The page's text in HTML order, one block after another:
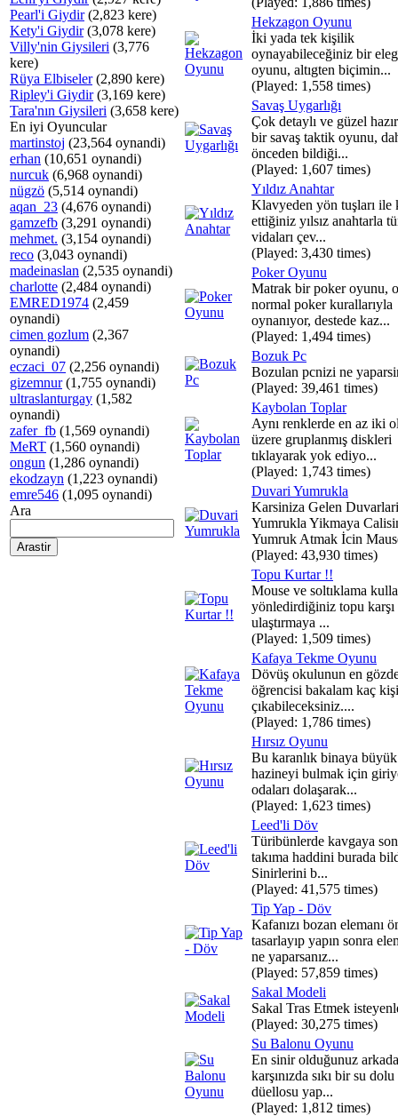
Pearl'i Giydir(2,823 kere)
Kety'i Giydir(3,078 kere)
Villy'nin Giysileri (3,776
kere)
Rüya Elbiseler(2,890 kere)
Ripley'i Giydir(3,169 kere)
Tara'nın Giysileri (3,658 kere)
En iyi Oyuncular
martinstoj (23,564 oynandi)
erhan (10,651 oynandi)
nurcuk (6,968 oynandi)
nügzö (5,514 oynandi)
aqan_23 (4,676 oynandi)
gamzefb (3,291 oynandi)
mehmet. (3,154 oynandi)
reco (3,043 oynandi)
madeinaslan (2,535 oynandi)
charlotte (2,484 oynandi)
EMRED1974 (2,459
oynandi)
cimen gozlum (2,367
oynandi)
eczaci_07 (2,256 oynandi)
gizemnur(1,755 oynandi)
ultraslanturgay (1,582
oynandi)
zafer_fb (1,569 oynandi)
MeRT (1,560 oynandi)
ongun (1,286 oynandi)
ekodzayn (1,223 oynandi)
emre546 (1,095 oynandi)
Ara
Hekzagon Oyunu
İki yada tek kişilik
oynayabileceğiniz bir
oyunu, altıgten biçimin...
(Played: 1,558 times)
Savaş Uygarlığı
Çok detaylı ve güzel
bir savaş taktik oyunu,
önceden bildiği...
(Played: 1,607 times)
Yıldız Anahtar
Klavyeden yön tuşları ile
ettiğiniz yılsız anahtarla
vidaları çev...
(Played: 3,430 times)
Poker Oyunu
Matrak bir poker oyunu,
normal poker kurallarıyla
oynanıyor, destede kaz...
(Played: 1,494 times)
Bozuk Pc
Bozulan pcnizi ne
(Played: 39,461 times)
Kaybolan Toplar
Aynı renklerde en az iki
üzere gruplanmış diskleri
tıklayarak yok ediyo...
(Played: 1,743 times)
Duvari Yumrukla
Karsiniza Gelen Duvarlari
Yumrukla Yikmaya
Yumruk Atmak İcin
(Played: 43,930 times)
Topu Kurtar !!
Mouse ve soltıklama
yönledirdiğiniz topu karşı
ulaştırmaya ...
(Played: 1,509 times)
Kafaya Tekme Oyunu
Dövüş okulunun en
öğrencisi bakalam kaç
çıkabileceksiniz....
(Played: 1,786 times)
Hırsız Oyunu
Bu karanlık binaya büyük
hazineyi bulmak için
odaları dolaşarak...
(Played: 1,623 times)
Leed'li Döv
Türibünlerde kavgaya
takıma haddini burada
Sinirlerini b...
(Played: 41,575 times)
Tip Yap - Döv
Kafanızı bozan elemanı
tasarlayıp yapın sonra
ne yaparsanız...
(Played: 57,859 times)
Sakal Modeli
Sakal Tras Etmek
(Played: 30,275 times)
Su Balonu Oyunu
En sinir olduğunuz
karşınızda sıkı bir su
düellosu yap...
(Played: 1,812 times)